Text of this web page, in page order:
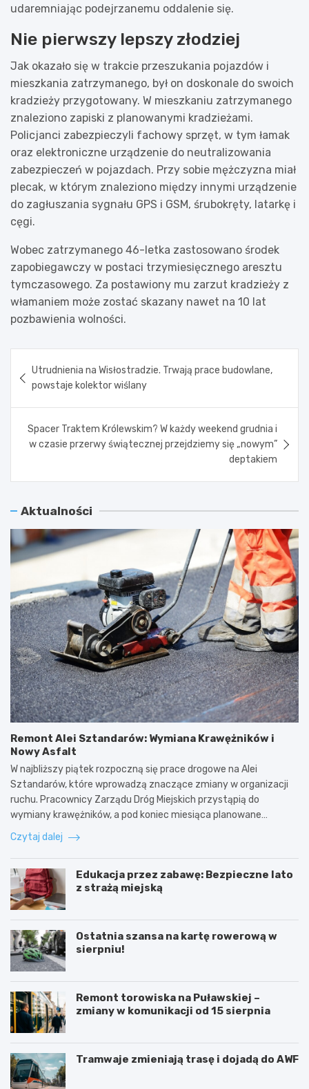
udaremniając podejrzanemu oddalenie się.
Nie pierwszy lepszy złodziej
Jak okazało się w trakcie przeszukania pojazdów i
mieszkania zatrzymanego, był on doskonale do swoich
kradzieży przygotowany. W mieszkaniu zatrzymanego
znaleziono zapiski z planowanymi kradzieżami.
Policjanci zabezpieczyli fachowy sprzęt, w tym łamak
oraz elektroniczne urządzenie do neutralizowania
zabezpieczeń w pojazdach. Przy sobie mężczyzna miał
plecak, w którym znaleziono między innymi urządzenie
do zagłuszania sygnału GPS i GSM, śrubokręty, latarkę i
cęgi.
Wobec zatrzymanego 46-letka zastosowano środek
zapobiegawczy w postaci trzymiesięcznego aresztu
tymczasowego. Za postawiony mu zarzut kradzieży z
włamaniem może zostać skazany nawet na 10 lat
pozbawienia wolności.
wpisu
Utrudnienia na Wisłostradzie. Trwają prace budowlane,
powstaje kolektor wiślany
Spacer Traktem Królewskim? W każdy weekend grudnia i
w czasie przerwy świątecznej przejdziemy się „nowym”
deptakiem
Aktualności
Remont Alei Sztandarów: Wymiana Krawężników i
Nowy Asfalt
W najbliższy piątek rozpoczną się prace drogowe na Alei
Sztandarów, które wprowadzą znaczące zmiany w organizacji
ruchu. Pracownicy Zarządu Dróg Miejskich przystąpią do
wymiany krawężników, a pod koniec miesiąca planowane…
Czytaj dalej
Edukacja przez zabawę: Bezpieczne lato
z strażą miejską
Ostatnia szansa na kartę rowerową w
sierpniu!
Remont torowiska na Puławskiej –
zmiany w komunikacji od 15 sierpnia
Tramwaje zmieniają trasę i dojadą do AWF